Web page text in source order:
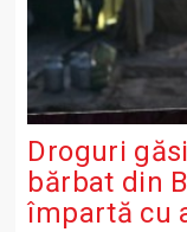
Droguri
bărbat din
împartă cu